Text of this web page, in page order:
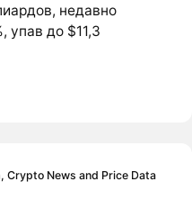
недавно
упав до $11,3
Crypto News and Price Data